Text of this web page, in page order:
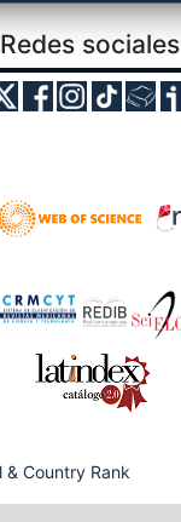
Redes sociales